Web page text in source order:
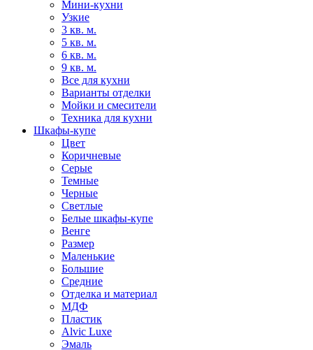
Мини-кухни
Узкие
3 кв. м.
5 кв. м.
6 кв. м.
9 кв. м.
Все для кухни
Варианты отделки
Мойки и смесители
Техника для кухни
Шкафы-купе
Цвет
Коричневые
Серые
Темные
Черные
Светлые
Белые шкафы-купе
Венге
Размер
Маленькие
Большие
Средние
Отделка и материал
МДФ
Пластик
Alvic Luxe
Эмаль